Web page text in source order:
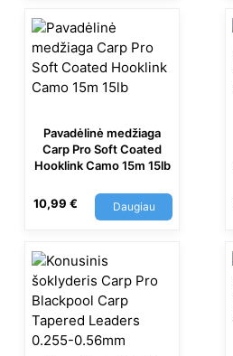
Pavadėlinė medžiaga
Carp Pro Soft Coated
Hooklink Camo 15m 15lb
10,99 € Daugiau